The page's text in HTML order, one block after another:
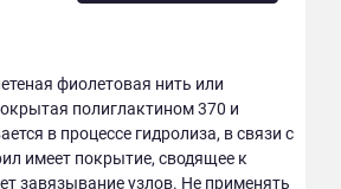
фиолетовая нить или
полиглактином 370 и
в процессе гидролиза, в связи с
имеет покрытие, сводящее к
завязывание узлов. Не применять